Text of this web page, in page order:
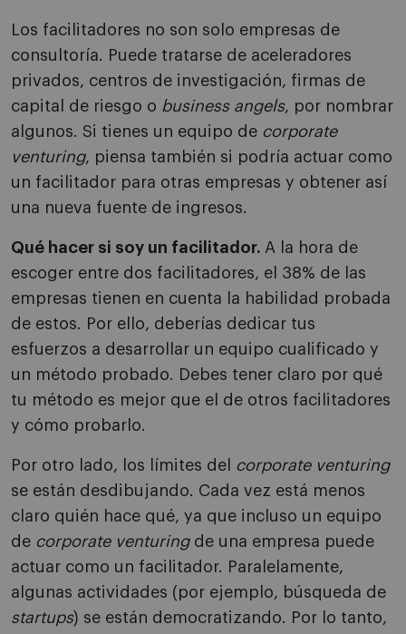
Los facilitadores no son solo empresas de
consultoría. Puede tratarse de aceleradores
privados, centros de investigación, firmas de
capital de riesgo o business angels, por nombrar
algunos. Si tienes un equipo de corporate
venturing, piensa también si podría actuar como
un facilitador para otras empresas y obtener así
una nueva fuente de ingresos.
Qué hacer si soy un facilitador. A la hora de
escoger entre dos facilitadores, el 38% de las
empresas tienen en cuenta la habilidad probada
de estos. Por ello, deberías dedicar tus
esfuerzos a desarrollar un equipo cualificado y
un método probado. Debes tener claro por qué
tu método es mejor que el de otros facilitadores
y cómo probarlo.
Por otro lado, los límites del
corporate venturing
se están desdibujando. Cada vez está menos
claro quién hace qué, ya que incluso un equipo
de corporate venturingde una empresa puede
actuar como un facilitador. Paralelamente,
algunas actividades (por ejemplo, búsqueda de
startups) se están democratizando. Por lo tanto,